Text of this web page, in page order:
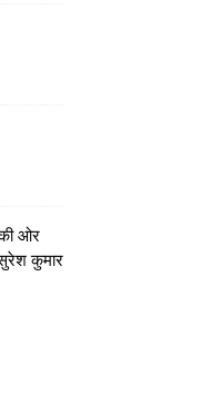
ओर
सुरेश कुमार